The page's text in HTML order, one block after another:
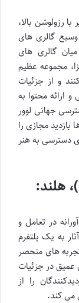
رزولوشن بالا،
وسیع گالری های
گالری های
مجموعه عظیم
و از جزئیات
ارائه محتوا به
جهانی لوور
بازدید مجازی را
دسترسی به هنر
موزه ملی هلند (Rijksmuseum)، هلند:
در تعامل و
به یک پلتفرم
های منحصر
عمیق در جزئیات
را از
می کند.